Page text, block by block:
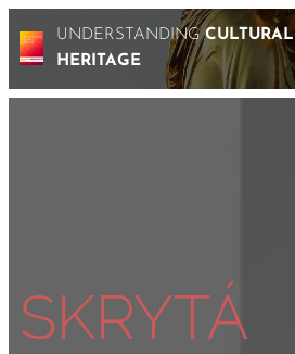
UNDERSTANDINGCULTURAL
HERITAGE
SKRYTÁ